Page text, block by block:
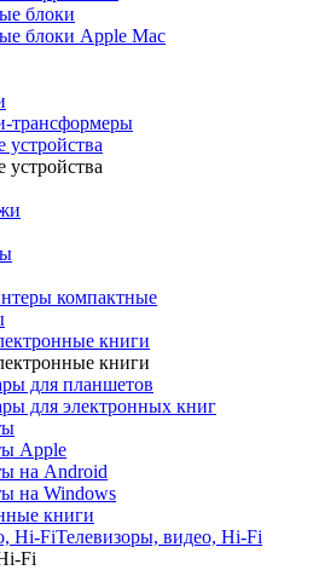
блоки
блоки Apple Mac
трансформеры
компактные
книги
книги
для планшетов
для электронных книг
Apple
на Android
на Windows
книги
Телевизоры, видео, Hi-Fi
Fi